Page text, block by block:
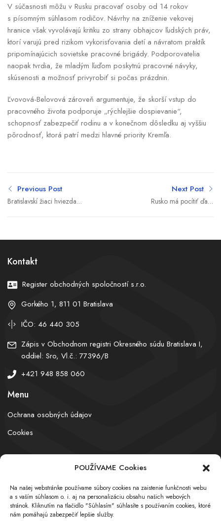
POUŽÍVAME Cookies
Na našej webstránke používame súbory cookies na zaistenie funkčnosti webu
a s vaším súhlasom o. i. aj na personalizáciu obsahu našich webových
stránok. Kliknutím na tlačidlo "Súhlasím" súhlasíte s používaním cookies, ktoré
nám pomáhajú zabezpečiť lepšie služby.
V súčasnosti môžu v Rusku pracovať osoby od 14 rokov
s písomným súhlasom rodičov. Návrhy na zníženie vekovej
hranice však vyvolávajú kritiku zo strany obhajcov ľudských práv,
ktorí varujú pred rizikom vykorisťovania detí a návratom praktík
pripomínajúcich sovietske pracovné brigády. Podporovatelia
naopak tvrdia, že mladým ľuďom poskytnú pracovné návyky,
skúsenosti a možnosť privyrobiť si počas prázdnin.
Ľvovová-Belovová zároveň argumentuje, že skorší vstup do
pracovného života podporuje „rýchlejšie dospievanie“,
schopnosť zabezpečiť rodinu a v konečnom dôsledku aj vyššiu
pôrodnosť, ktorá patrí medzi hlavné priority Kremľa.
Previous Post
Bratislavskí žiaci hviezdami
Next Post
Rusko má pocítiť ďalší
Kontakt
Register obchodných spoločností s.r.o.
Gorkého 1, 811 01 Bratislava
IČO: 46 440 305
Zápis v Obchodnom registri Okresného súdu Bratislava I,
oddiel: Sro, Vl.č.: 77396/B
+421 948 858 060
Menu
Ochrana osobných údajov
Cookies